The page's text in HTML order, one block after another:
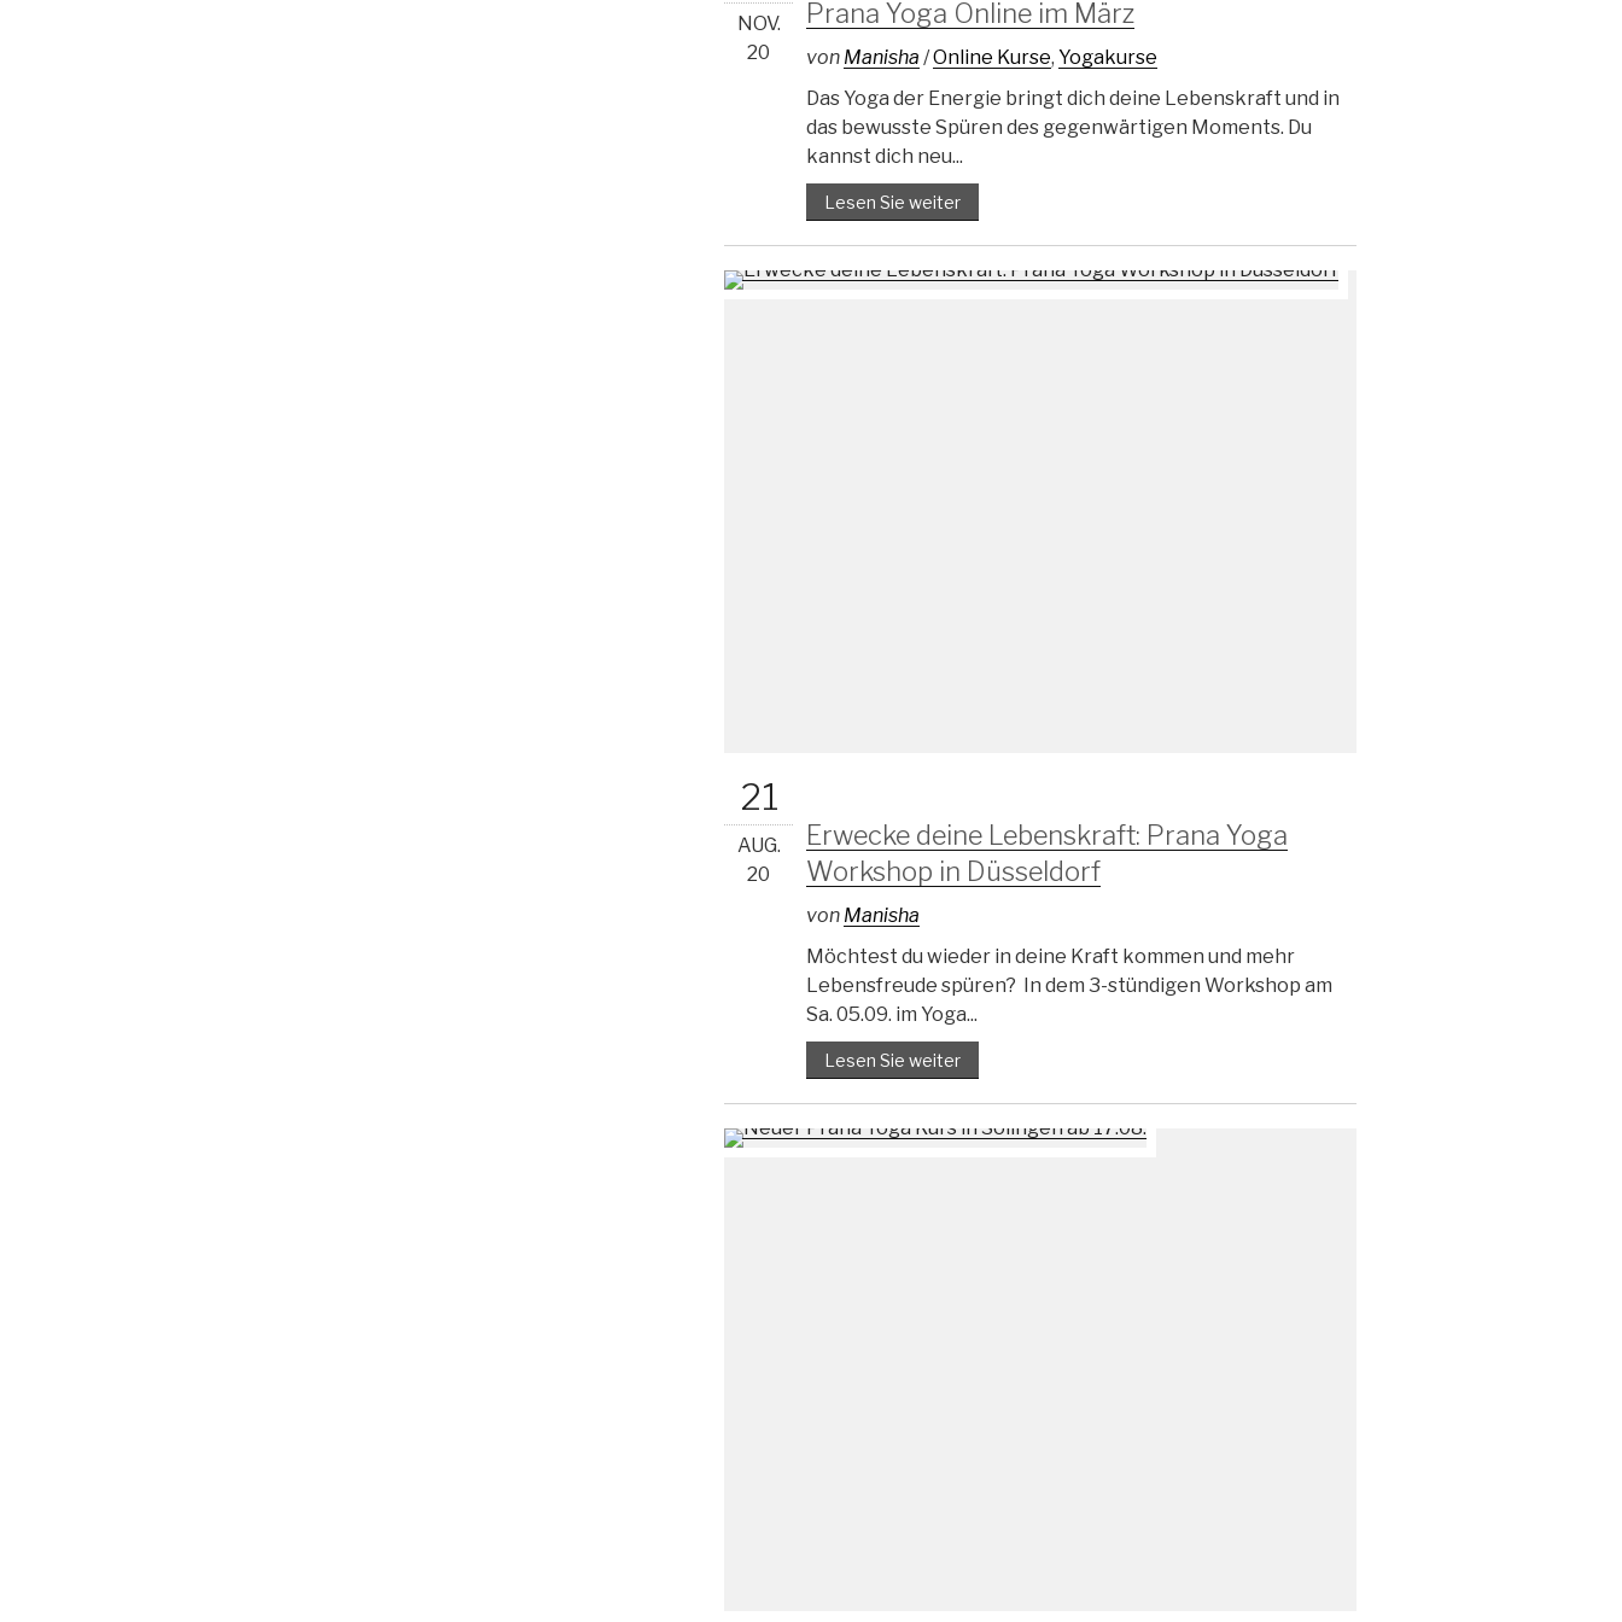
NOV.
20
Prana Yoga Online im März
von Manisha /Online Kurse, Yogakurse
Das Yoga der Energie bringt dich deine Lebenskraft und in
das bewusste Spüren des gegenwärtigen Moments. Du
kannst dich neu...
Lesen Sie weiter
21
AUG.
20
Erwecke deine Lebenskraft: Prana Yoga
Workshop in Düsseldorf
von Manisha
Möchtest du wieder in deine Kraft kommen und mehr
Lebensfreude spüren? In dem 3-stündigen Workshop am
Sa. 05.09. im Yoga...
Lesen Sie weiter